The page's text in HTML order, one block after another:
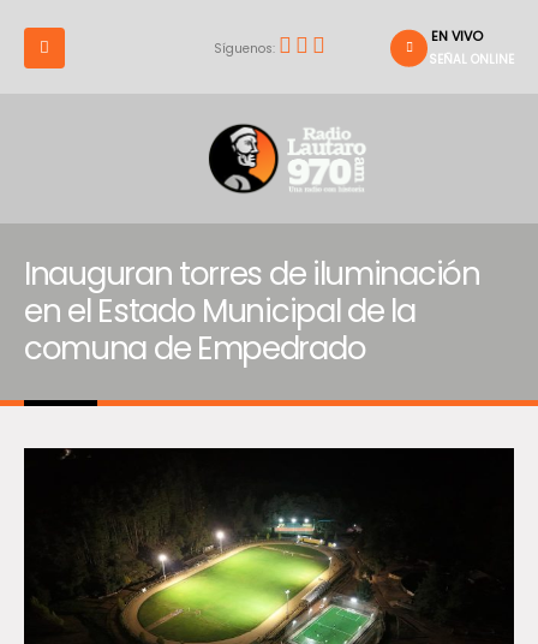
Síguenos:
EN VIVO
SEÑAL ONLINE
Inauguran torres de iluminación
en el Estado Municipal de la
comuna de Empedrado